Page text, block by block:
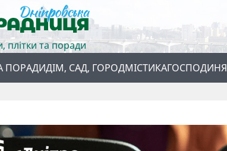
плітки та поради
ПОРАДИДІМ, САД, ГОРОДМІСТИКАГОСПОДИНЯ